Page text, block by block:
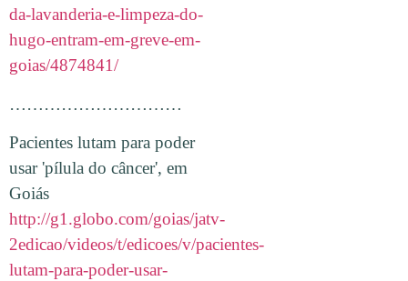
da-lavanderia-e-limpeza-do-
hugo-entram-em-greve-em-
goias/4874841/
…………………………
Pacientes lutam para poder
usar 'pílula do câncer', em
Goiás
http://g1.globo.com/goias/jatv-
2edicao/videos/t/edicoes/v/pacientes-
lutam-para-poder-usar-